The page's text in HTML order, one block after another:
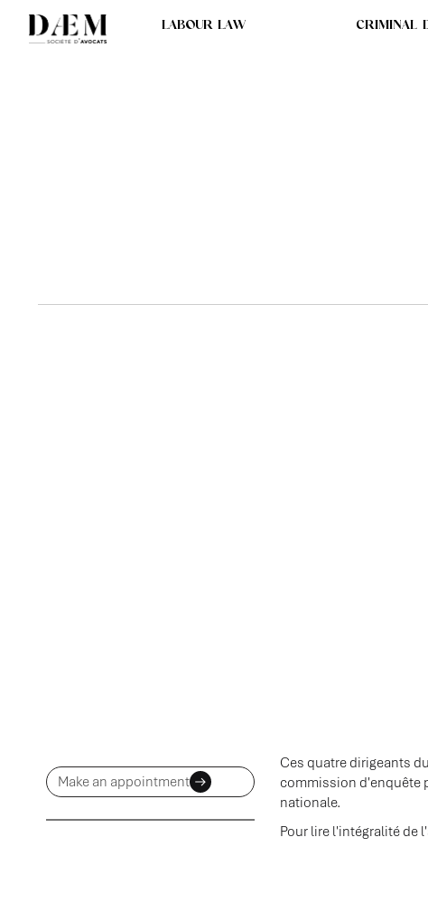
LABOUR LAW CRIMINAL
INTERVENTION
Make an appointment
Ces quatre dirigeants
commission d'enquête
nationale.
Pour lire l'intégralité de